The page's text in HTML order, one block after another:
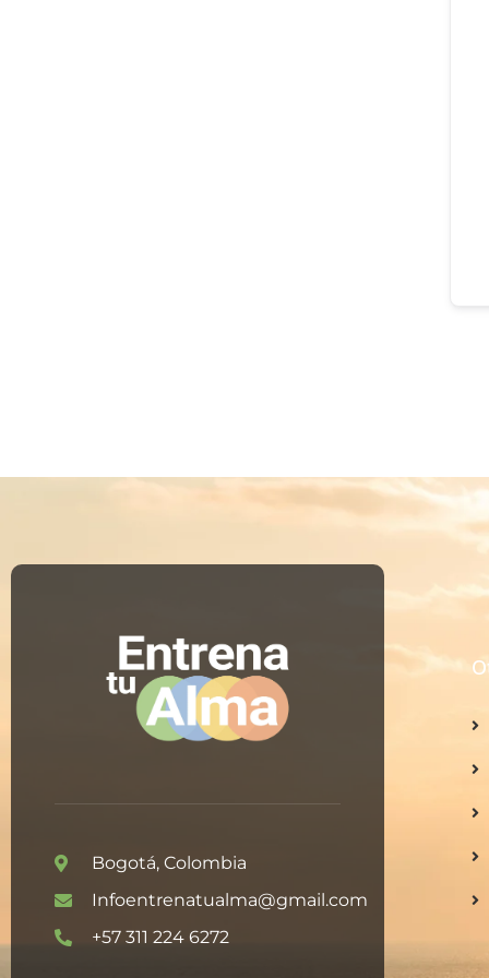
Bogotá, Colombia
Infoentrenatualma@gmail.com
+57 311 224 6272